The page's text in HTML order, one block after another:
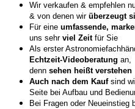
Wir verkaufen & empfehlen
& von denen wir überzeugt
Für eine umfassende,
uns sehr viel Zeitfür Sie
Als erster
Echtzeit-Videoberatung an,
denn sehen heißt verstehen
Auch nach dem Kaufsind
Seite bei Aufbau und
Bei Fragen oder Neueinstieg